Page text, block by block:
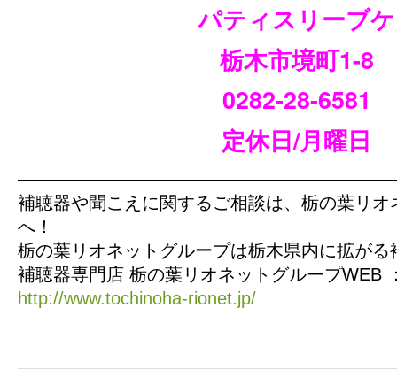
パティスリーブケ
栃木市境町1-8
0282-28-6581
定休日/月曜日
補聴器や聞こえに関するご相談は、栃の葉リオ
へ！
栃の葉リオネットグループは栃木県内に拡がる
補聴器専門店 栃の葉リオネットグループWEB
http://www.tochinoha-rionet.jp/